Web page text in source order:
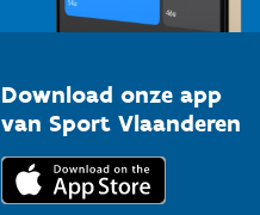
Download onze app
van Sport Vlaanderen